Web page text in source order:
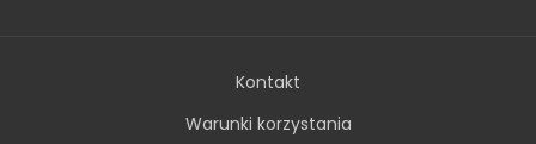
Kontakt
Warunki korzystania